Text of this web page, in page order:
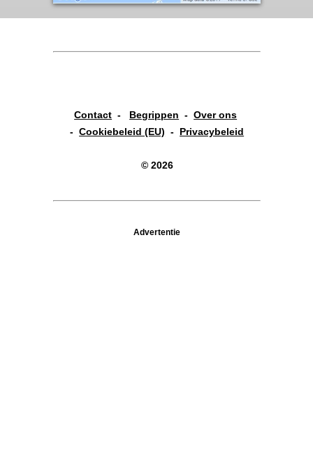
Contact - Begrippen -Over ons
-Cookiebeleid (EU) - Privacybeleid
© 2026
Advertentie